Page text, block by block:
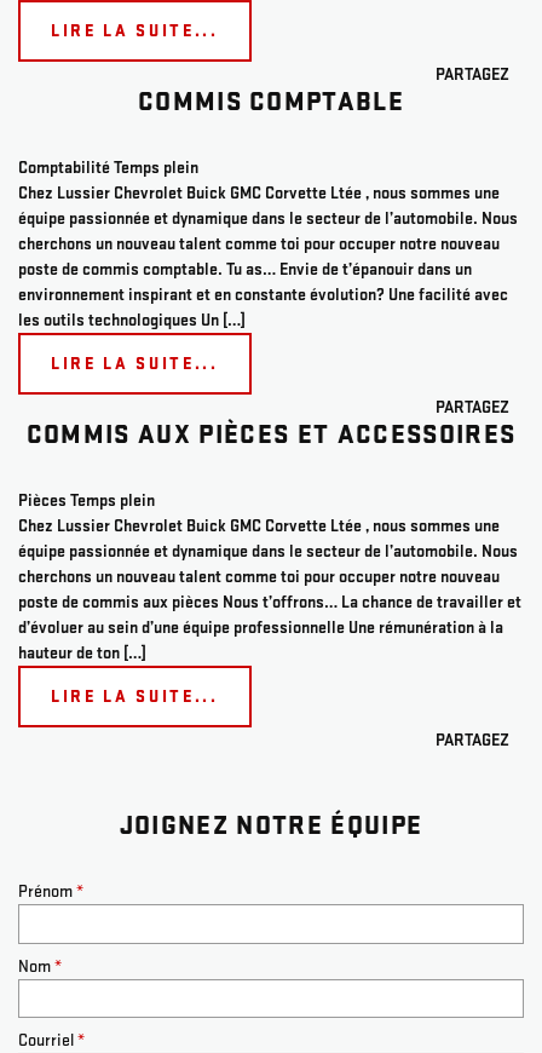
LIRE LA SUITE...
PARTAGEZ
COMMIS COMPTABLE
ComptabilitéTemps plein
Chez Lussier Chevrolet Buick GMC Corvette Ltée , nous sommes une
équipe passionnée et dynamique dans le secteur de l’automobile. Nous
cherchons un nouveau talent comme toi pour occuper notre nouveau
poste de commis comptable. Tu as… Envie de t’épanouir dans un
environnement inspirant et en constante évolution? Une facilité avec
les outils technologiques Un […]
LIRE LA SUITE...
PARTAGEZ
COMMIS AUX PIÈCES ET ACCESSOIRES
Pièces Temps plein
Chez Lussier Chevrolet Buick GMC Corvette Ltée , nous sommes une
équipe passionnée et dynamique dans le secteur de l’automobile. Nous
cherchons un nouveau talent comme toi pour occuper notre nouveau
poste de commis aux pièces Nous t’offrons… La chance de travailler et
d’évoluer au sein d’une équipe professionnelle Une rémunération à la
hauteur de ton […]
LIRE LA SUITE...
PARTAGEZ
JOIGNEZ NOTRE ÉQUIPE
Prénom*
Nom*
Courriel*